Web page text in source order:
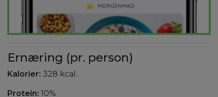
Ernæring (pr. person)
Kalorier: 328 kcal.
Protein: 10%